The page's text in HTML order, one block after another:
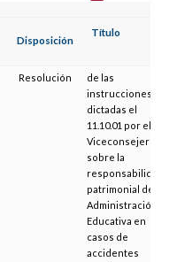
Disposición
Título
Resolución
de las
instrucciones
dictadas el
11.10.01 por el
Viceconsejero
sobre la
responsabilidad
patrimonial de la
Administración
Educativa en
casos de
accidentes